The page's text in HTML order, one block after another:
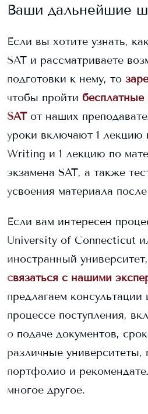
Ваши дальнейшие
Если вы хотите узнать,
SAT и рассматриваете
подготовки к нему, то
чтобы пройти
SAT от наших
уроки включают 1 лекцию
Writing и 1 лекцию по
экзамена SAT, а также
усвоения материала
Если вам интересен
University of Connecticut
иностранный
связаться с нашими
предлагаем
процессе поступления,
о подаче документов,
различные университеты,
портфолио и
многое другое.